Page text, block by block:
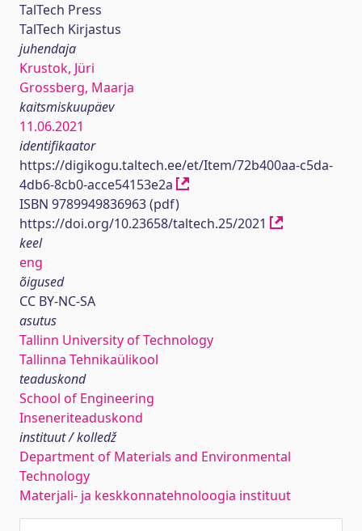
TalTech Press
TalTech Kirjastus
juhendaja
Krustok, Jüri
Grossberg, Maarja
kaitsmiskuupäev
11.06.2021
identifikaator
https://digikogu.taltech.ee/et/Item/72b400aa-c5da-
4db6-8cb0-acce54153e2a
ISBN 9789949836963 (pdf)
https://doi.org/10.23658/taltech.25/2021
keel
eng
õigused
CC BY-NC-SA
asutus
Tallinn University of Technology
Tallinna Tehnikaülikool
teaduskond
School of Engineering
Inseneriteaduskond
instituut / kolledž
Department of Materials and Environmental
Technology
Materjali- ja keskkonnatehnoloogia instituut